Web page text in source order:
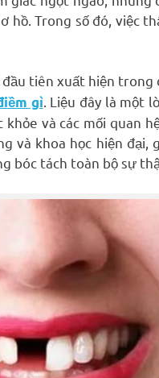
hồ. Trong số đó, việc
tiên xuất hiện trong
gì. Liệu đây là một
khỏe và các mối quan
và khoa học hiện đại,
bóc tách toàn bộ sự